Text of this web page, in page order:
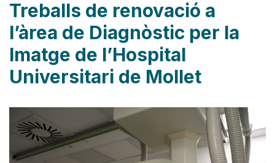
Treballs de renovació a
l’àrea de Diagnòstic per la
Imatge de l’Hospital
Universitari de Mollet